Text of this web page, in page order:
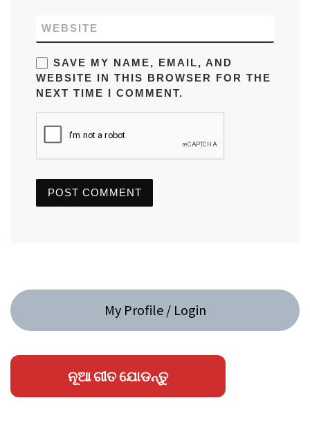
WEBSITE
SAVE MY NAME, EMAIL, AND
WEBSITE IN THIS BROWSER FOR THE
NEXT TIME I COMMENT.
My Profile / Login
ନୂଆ ଗୀତ ଯୋଡନ୍ତୁ